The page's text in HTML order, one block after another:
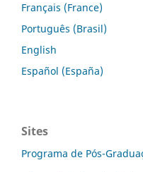
Français (France)
Português (Brasil)
English
Español (España)
Sites
Programa de Pós-